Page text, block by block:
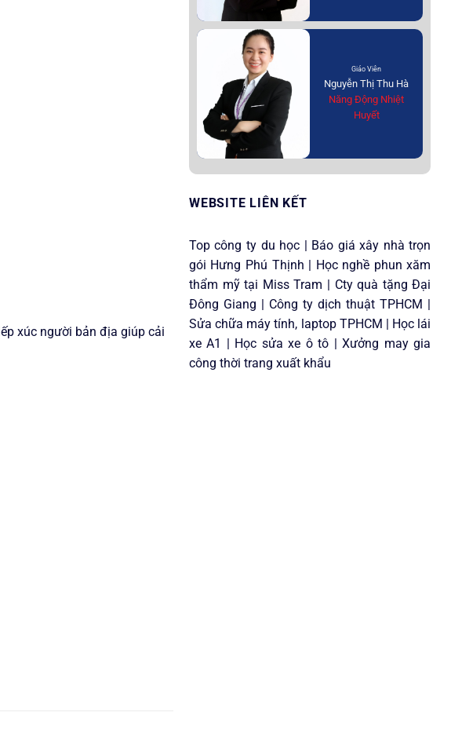
xúc người bản địa giúp cải
Giáo Viên
Nguyễn Thị Thu Hà
Năng Động Nhiệt
Huyết
WEBSITE LIÊN KẾT
Top công ty du học | Báo giá xây nhà trọn
gói Hưng Phú Thịnh | Học nghề phun xăm
thẩm mỹtại Miss Tram | Cty quà tặng Đại
Đông Giang | Công ty dịch thuật TPHCM |
Sửa chữa máy tính, laptop TPHCM | Học lái
xe A1 | Học sửa xe ô tô |Xưởng may gia
công thời trang xuất khẩu